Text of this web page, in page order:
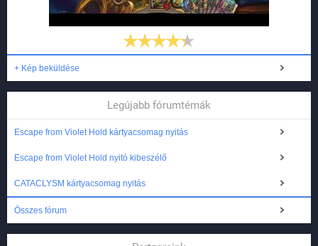
+ Kép beküldése
Legújabb fórumtémák
Escape from Violet Hold kártyacsomag nyitás
Escape from Violet Hold nyitó kibeszélő
CATACLYSM kártyacsomag nyitás
Összes fórum